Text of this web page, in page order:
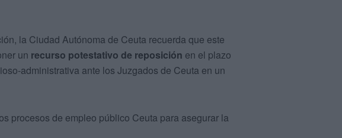
la Ciudad Autónoma de Ceuta recuerda que este
un recurso potestativo de reposición en el plazo
administrativa ante los Juzgados de Ceuta en un
procesos de empleo público Ceuta para asegurar la